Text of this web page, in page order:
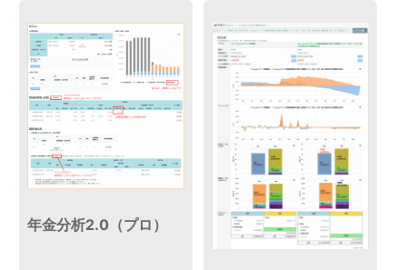
年金分析2.0（プロ）